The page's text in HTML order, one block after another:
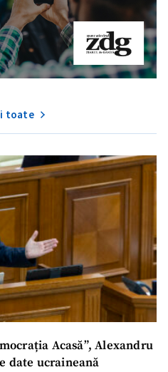
toate
Acasă”, Alexandru
date ucraineană